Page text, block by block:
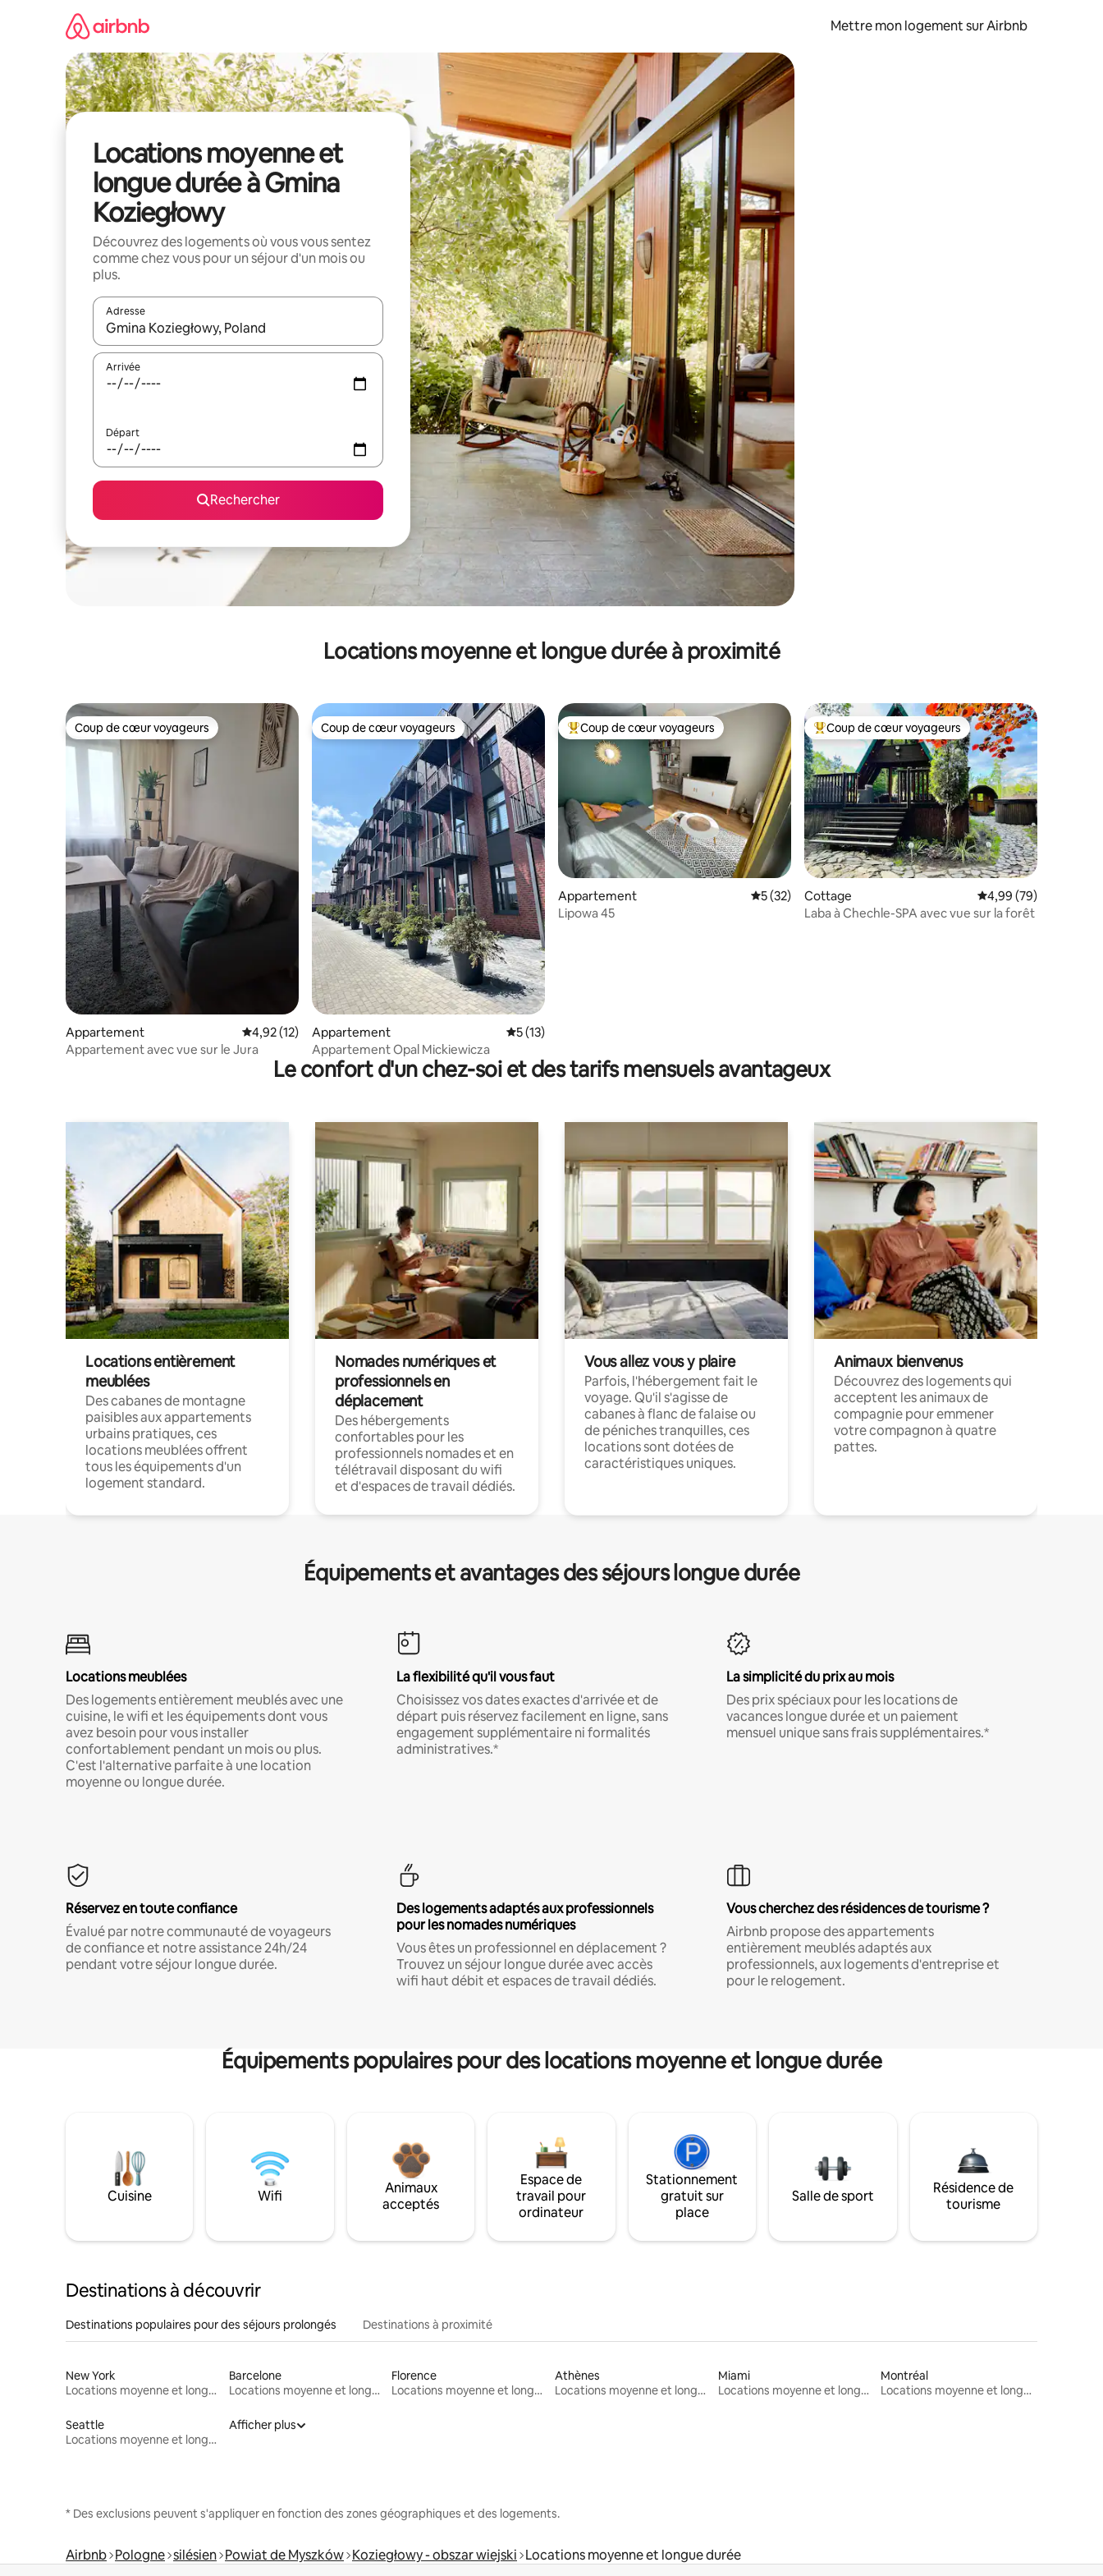
Mettre mon logement sur Airbnb
Locations moyenne et
longue durée à Gmina
Koziegłowy
Découvrez des logements où vous vous sentez
comme chez vous pour un séjour d'un mois ou
plus.
Adresse
Lorsque les résultats s'affichent, utilisez les flèches vers le haut et vers le bas pour les parcourir ou en appuyant et en faisant glisser.
Arrivée
Départ
Rechercher
Locations moyenne et longue durée à proximité
Coup de cœur voyageurs
Coup de cœur voyageurs
Appartement Évaluation moyenne sur la base de 12 commentaires : 4,92 sur 5
4,92 (12)
Appartement avec vue sur le Jura
Coup de cœur voyageurs
Coup de cœur voyageurs
Appartement Évaluation moyenne sur la base de 13 commentaires : 5 sur 5
5 (13)
Appartement Opal Mickiewicza
Coups de cœur voyageurs les plus appréciés
Coup de cœur voyageurs
Appartement Évaluation moyenne sur la base de 32 commentaires : 5 sur 5
5 (32)
Lipowa 45
Coups de cœur voyageurs les plus appréciés
Coup de cœur voyageurs
Cottage Évaluation moyenne
4,99 (79)
Laba à Chechle-SPA avec vue sur la forêt
Le confort d'un chez-soi et des tarifs mensuels avantageux
Locations entièrement
meublées
Des cabanes de montagne
paisibles aux appartements
urbains pratiques, ces
locations meublées offrent
tous les équipements d'un
logement standard.
Nomades numériques et
professionnels en
déplacement
Des hébergements
confortables pour les
professionnels nomades et en
télétravail disposant du wifi
et d'espaces de travail dédiés.
Vous allez vous y plaire
Parfois, l'hébergement fait le
voyage. Qu'il s'agisse de
cabanes à flanc de falaise ou
de péniches tranquilles, ces
locations sont dotées de
caractéristiques uniques.
Animaux bienvenus
Découvrez des logements qui
acceptent les animaux de
compagnie pour emmener
votre compagnon à quatre
pattes.
Équipements et avantages des séjours longue durée
Locations meublées
Des logements entièrement meublés avec une
cuisine, le wifi et les équipements dont vous
avez besoin pour vous installer
confortablement pendant un mois ou plus.
C'est l'alternative parfaite à une location
moyenne ou longue durée.
La flexibilité qu'il vous faut
Choisissez vos dates exactes d'arrivée et de
départ puis réservez facilement en ligne, sans
engagement supplémentaire ni formalités
administratives.*
La simplicité du prix au mois
Des prix spéciaux pour les locations de
vacances longue durée et un paiement
mensuel unique sans frais supplémentaires.*
Réservez en toute confiance
Évalué par notre communauté de voyageurs
de confiance et notre assistance 24h/24
pendant votre séjour longue durée.
Des logements adaptés aux professionnels
pour les nomades numériques
Vous êtes un professionnel en déplacement ?
Trouvez un séjour longue durée avec accès
wifi haut débit et espaces de travail dédiés.
Vous cherchez des résidences de tourisme ?
Airbnb propose des appartements
entièrement meublés adaptés aux
professionnels, aux logements d'entreprise et
pour le relogement.
Équipements populaires pour des locations moyenne et longue durée
Cuisine Wifi
Animaux
acceptés
Espace de
travail pour
ordinateur
Stationnement
gratuit sur
place
Salle de sport
Résidence de
tourisme
Destinations à découvrir
Destinations populaires pour des séjours prolongés Destinations à proximité
New York
Locations moyenne et longue durée
Barcelone
Locations moyenne et longue durée
Florence
Locations moyenne et longue durée
Athènes
Locations moyenne et longue durée
Miami
Locations moyenne et longue durée
Montréal
Locations moyenne et longue durée
Seattle
Locations moyenne et longue durée
Afficher plus
* Des exclusions peuvent s'appliquer en fonction des zones géographiques et des logements.
Airbnb Pologne silésien Powiat de Myszków Koziegłowy - obszar wiejski Locations moyenne et longue durée